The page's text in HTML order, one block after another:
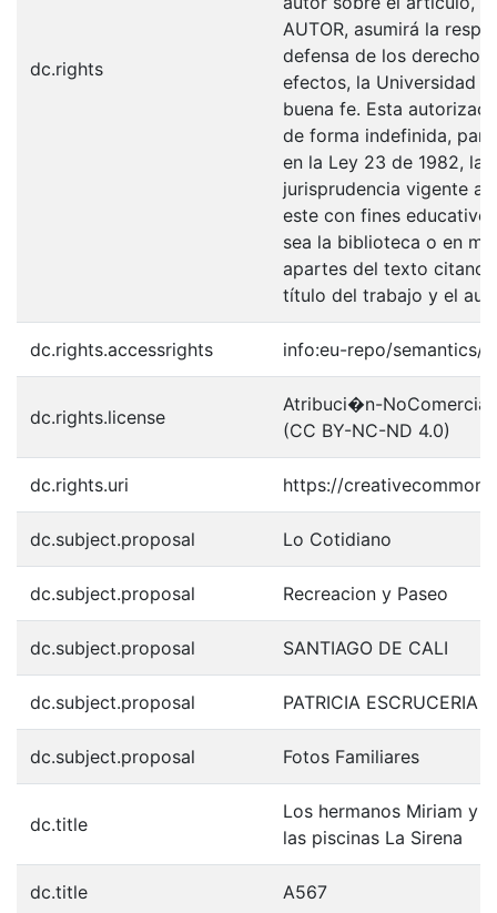
dc.rights
AUTOR, asumirá la
defensa de los
efectos, la Universidad
buena fe. Esta
de forma indefinida,
en la Ley 23 de 1982, la
jurisprudencia vigente
este con fines
sea la biblioteca o en
apartes del texto
título del trabajo y el
dc.rights.accessrights info:eu-repo/semantics/
dc.rights.license
Atribuci�n-
(CC BY-NC-ND 4.0)
dc.rights.uri https://
dc.subject.proposal Lo Cotidiano
dc.subject.proposal Recreacion y Paseo
dc.subject.proposal SANTIAGO DE CALI
dc.subject.proposal PATRICIA ESCRUCERIA
dc.subject.proposal Fotos Familiares
dc.title
Los hermanos Miriam y
las piscinas La Sirena
dc.title A567